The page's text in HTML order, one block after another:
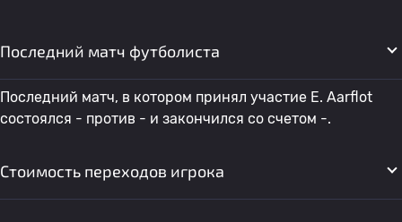
Последний матч футболиста
Последний матч, в котором принял участие E. Aarflot
состоялся - против - и закончился со счетом -.
Стоимость переходов игрока